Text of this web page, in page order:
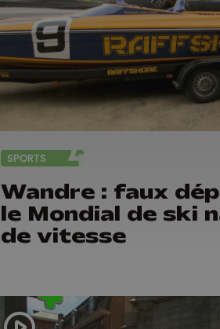
SPORTS
Wandre : faux
le Mondial de ski
de vitesse